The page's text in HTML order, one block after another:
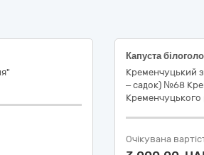
Капуста
Кременчуцький
– садок) №68
Кременчуцького
Очікувана